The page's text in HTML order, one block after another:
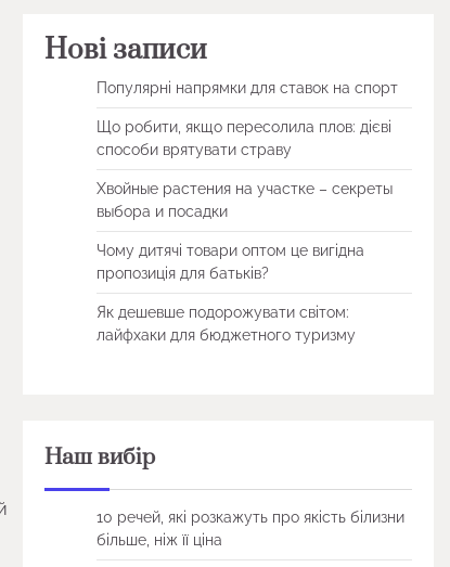
Нові записи
Популярні напрямки для ставок на спорт
Що робити, якщо пересолила плов: дієві
способи врятувати страву
Хвойные растения на участке – секреты
выбора и посадки
Чому дитячі товари оптом це вигідна
пропозиція для батьків?
Як дешевше подорожувати світом:
лайфхаки для бюджетного туризму
Наш вибір
10 речей, які розкажуть про якість білизни
більше, ніж її ціна